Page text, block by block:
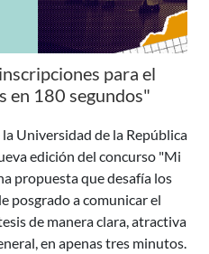
para el
en 180 segundos"
Universidad de la República
edición del concurso "Mi
propuesta que desafía los
posgrado a comunicar el
de manera clara, atractiva
en apenas tres minutos.